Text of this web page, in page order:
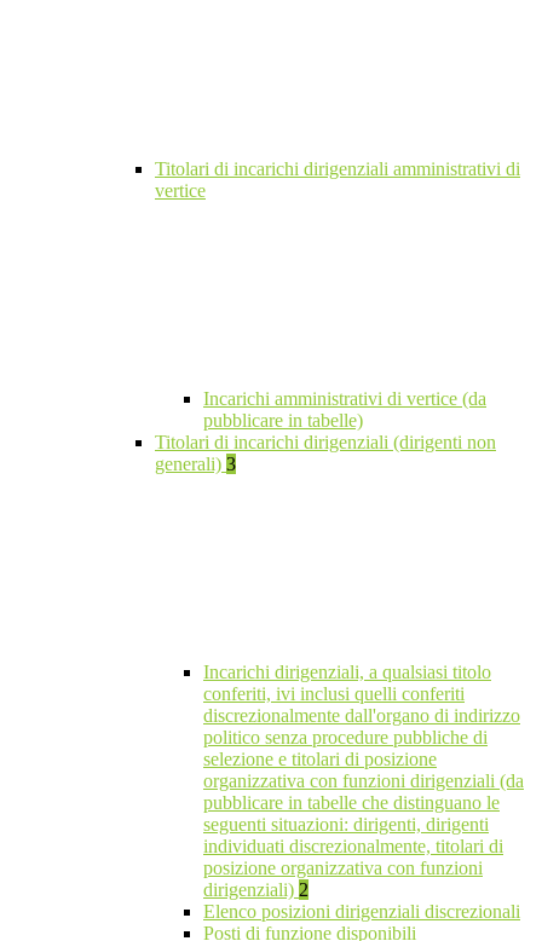
Titolari di incarichi dirigenziali amministrativi di
vertice
Incarichi amministrativi di vertice (da
pubblicare in tabelle)
Titolari di incarichi dirigenziali (dirigenti non
generali) 3
Incarichi dirigenziali, a qualsiasi titolo
conferiti, ivi inclusi quelli conferiti
discrezionalmente dall'organo di indirizzo
politico senza procedure pubbliche di
selezione e titolari di posizione
organizzativa con funzioni dirigenziali (da
pubblicare in tabelle che distinguano le
seguenti situazioni: dirigenti, dirigenti
individuati discrezionalmente, titolari di
posizione organizzativa con funzioni
dirigenziali) 2
Elenco posizioni dirigenziali discrezionali
Posti di funzione disponibili